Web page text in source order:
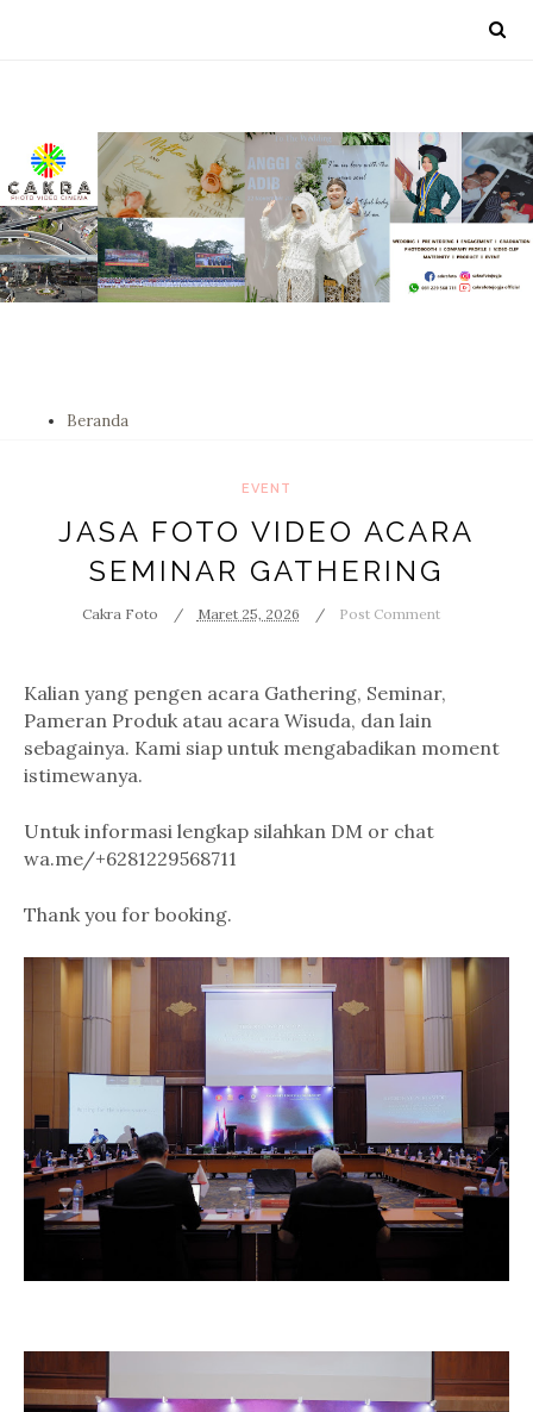
Beranda
EVENT
JASA FOTO VIDEO ACARA
SEMINAR GATHERING
Cakra Foto Maret 25, 2026 Post Comment
Kalian yang pengen acara Gathering, Seminar,
Pameran Produk atau acara Wisuda, dan lain
sebagainya. Kami siap untuk mengabadikan moment
istimewanya.
Untuk informasi lengkap silahkan DM or chat
wa.me/+6281229568711
Thank you for booking.